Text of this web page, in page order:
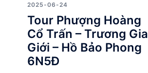
2025-06-24
Tour Phượng Hoàng
Cổ Trấn – Trương Gia
Giới – Hồ Bảo Phong
6N5Đ